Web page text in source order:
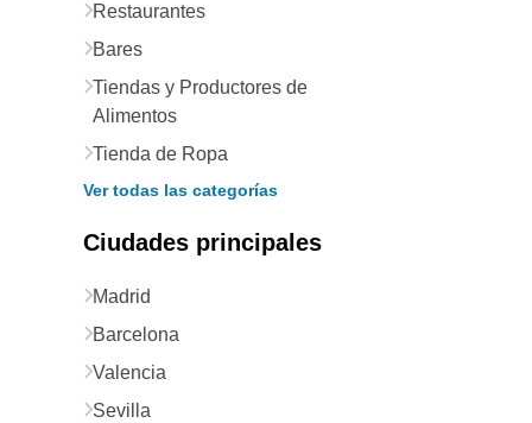
Restaurantes
Bares
Tiendas y Productores de
Alimentos
Tienda de Ropa
Ver todas las categorías
Ciudades principales
Madrid
Barcelona
Valencia
Sevilla